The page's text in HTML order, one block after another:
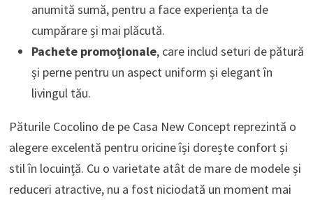
anumită sumă, pentru a face experiența ta de
cumpărare și mai plăcută.
Pachete promoționale, care includ seturi de pătură
și perne pentru un aspect uniform și elegant în
livingul tău.
Păturile Cocolino de pe Casa New Concept reprezintă o
alegere excelentă pentru oricine își dorește confort și
stil în locuință. Cu o varietate atât de mare de modele și
reduceri atractive, nu a fost niciodată un moment mai